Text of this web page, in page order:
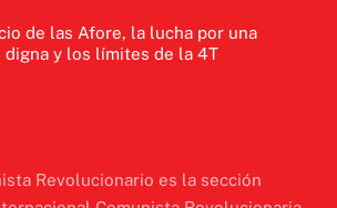
de las Afore, la lucha por una
digna y los límites de la 4T
Revolucionario es la sección